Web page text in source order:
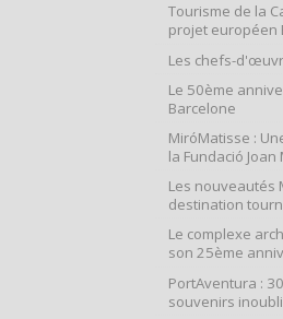
Tourisme de la
projet européen
Les chefs-
Le 50ème
Barcelone
MiróMatisse :
la Fundació
Les nouveautés
destination
Le complexe
son 25ème
PortAventura :
souvenirs